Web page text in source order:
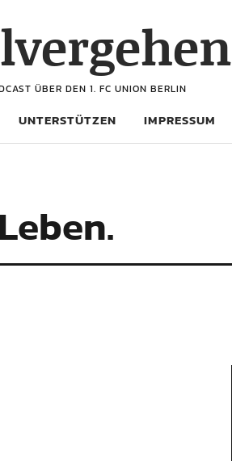
ÜBER DEN 1. FC UNION BERLIN
UNTERSTÜTZEN IMPRESSUM